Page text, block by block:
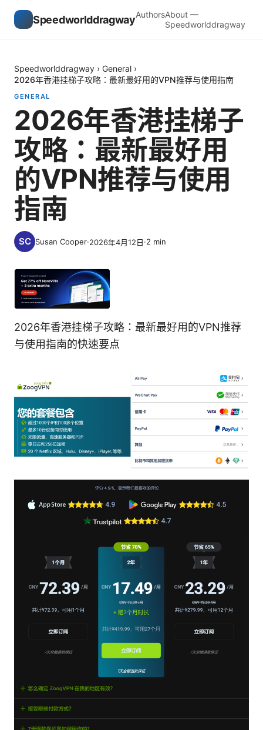
SpeedworlddragwayAuthorsAbout —
Speedworlddragway
Speedworlddragway › General ›
2026年香港挂梯子攻略：最新最好用的VPN推荐与使用指南
GENERAL
2026年香港挂梯子
攻略：最新最好用
的VPN推荐与使用
指南
Susan Cooper·2026年4月12日·2 min
2026年香港挂梯子攻略：最新最好用的VPN推荐
与使用指南的快速要点